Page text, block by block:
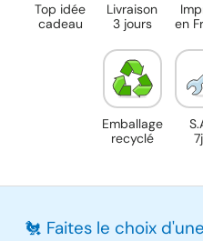
Top idée
cadeau
Livraison
3 jours
en
Emballage
recyclé
🐔 Faites le choix d'une